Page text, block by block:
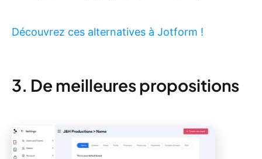
Découvrez ces alternatives à Jotform !
3. De meilleures propositions